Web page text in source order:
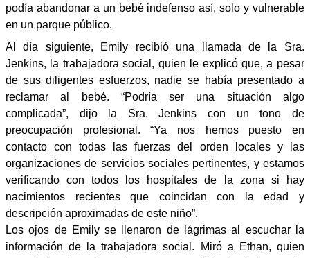
podía abandonar a un bebé indefenso así, solo y vulnerable
en un parque público.
Al día siguiente, Emily recibió una llamada de la Sra.
Jenkins, la trabajadora social, quien le explicó que, a pesar
de sus diligentes esfuerzos, nadie se había presentado a
reclamar al bebé. “Podría ser una situación algo
complicada”, dijo la Sra. Jenkins con un tono de
preocupación profesional. “Ya nos hemos puesto en
contacto con todas las fuerzas del orden locales y las
organizaciones de servicios sociales pertinentes, y estamos
verificando con todos los hospitales de la zona si hay
nacimientos recientes que coincidan con la edad y
descripción aproximadas de este niño”.
Los ojos de Emily se llenaron de lágrimas al escuchar la
información de la trabajadora social. Miró a Ethan, quien